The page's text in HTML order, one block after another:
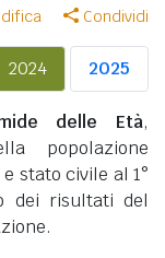
Condividi
2024 2025
delle Età,
popolazione
stato civile al 1°
dei risultati del